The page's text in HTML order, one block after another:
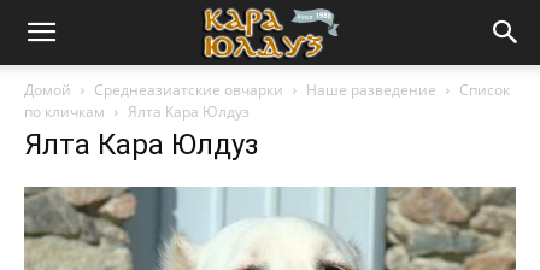
Домой Среднеазиатские овчарки Наше разведение
Список
по кличкам
Ялта Кара Юлдуз
Ялта Кара Юлдуз